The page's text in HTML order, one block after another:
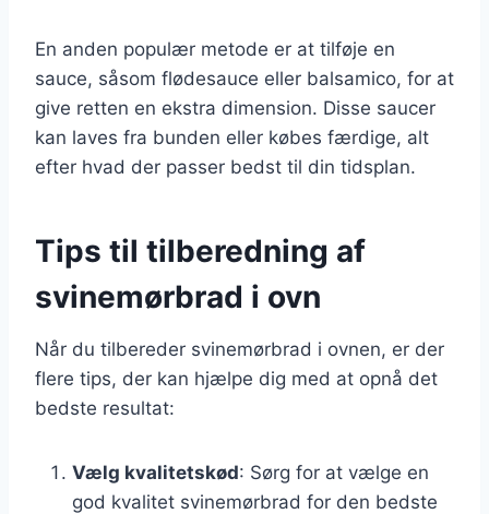
En anden populær metode er at tilføje en
sauce, såsom flødesauce eller balsamico, for at
give retten en ekstra dimension. Disse saucer
kan laves fra bunden eller købes færdige, alt
efter hvad der passer bedst til din tidsplan.
Tips til tilberedning af
svinemørbrad i ovn
Når du tilbereder svinemørbrad i ovnen, er der
flere tips, der kan hjælpe dig med at opnå det
bedste resultat:
Vælg kvalitetskød: Sørg for at vælge en
god kvalitet svinemørbrad for den bedste